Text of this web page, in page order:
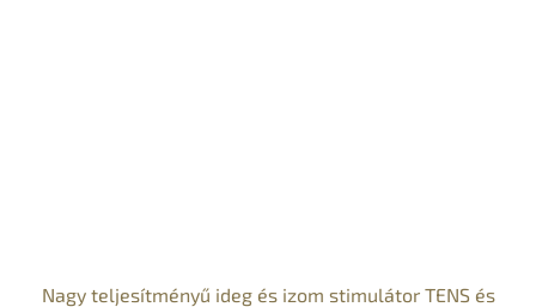
Nagy teljesítményű ideg és izom stimulátor TENS és